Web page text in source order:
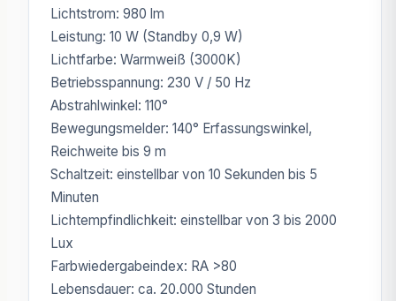
Lichtstrom: 980 lm
Leistung: 10 W (Standby 0,9 W)
Lichtfarbe: Warmweiß (3000K)
Betriebsspannung: 230 V / 50 Hz
Abstrahlwinkel: 110°
Bewegungsmelder: 140° Erfassungswinkel,
Reichweite bis 9 m
Schaltzeit: einstellbar von 10 Sekunden bis 5
Minuten
Lichtempfindlichkeit: einstellbar von 3 bis 2000
Lux
Farbwiedergabeindex: RA >80
Lebensdauer: ca. 20.000 Stunden